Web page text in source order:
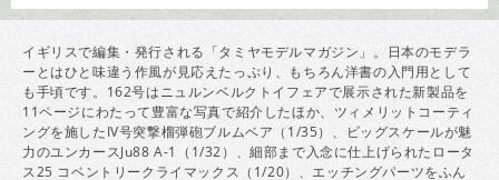
イギリスで編集・発行される「タミヤモデルマガジン」。日本のモデラ
ーとはひと味違う作風が見応えたっぷり、もちろん洋書の入門用として
も手頃です。162号はニュルンベルクトイフェアで展示された新製品を
11ページにわたって豊富な写真で紹介したほか、ツィメリットコーティ
ングを施したIV号突撃榴弾砲ブルムベア（1/35）、ビッグスケールが魅
力のユンカースJu88 A-1（1/32）、細部まで入念に仕上げられたロータ
ス25 コベントリークライマックス（1/20）、エッチングパーツをふん